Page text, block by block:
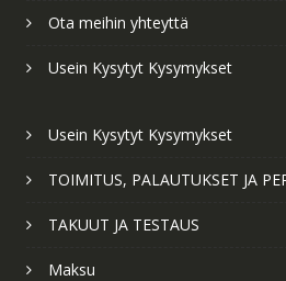
Ota meihin yhteyttä
Usein Kysytyt Kysymykset
Usein Kysytyt Kysymykset
TOIMITUS, PALAUTUKSET JA
TAKUUT JA TESTAUS
Maksu